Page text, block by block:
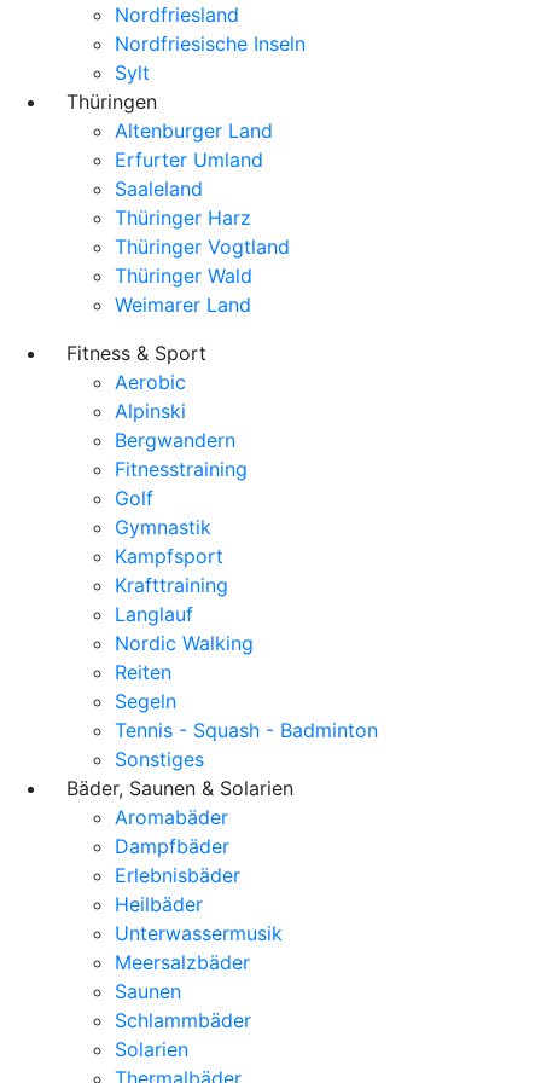
Nordfriesland
Nordfriesische Inseln
Sylt
Thüringen
Altenburger Land
Erfurter Umland
Saaleland
Thüringer Harz
Thüringer Vogtland
Thüringer Wald
Weimarer Land
Fitness & Sport
Aerobic
Alpinski
Bergwandern
Fitnesstraining
Golf
Gymnastik
Kampfsport
Krafttraining
Langlauf
Nordic Walking
Reiten
Segeln
Tennis - Squash - Badminton
Sonstiges
Bäder, Saunen & Solarien
Aromabäder
Dampfbäder
Erlebnisbäder
Heilbäder
Unterwassermusik
Meersalzbäder
Saunen
Schlammbäder
Solarien
Thermalbäder